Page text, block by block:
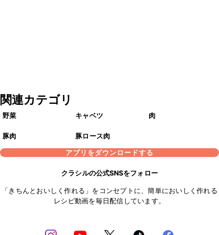
関連カテゴリ
野菜 キャベツ 肉
豚肉
豚ロース肉
アプリをダウンロードする
クラシルの公式SNSをフォロー
「きちんとおいしく作れる」をコンセプトに、簡単においしく作れる
レシピ動画を毎日配信しています。